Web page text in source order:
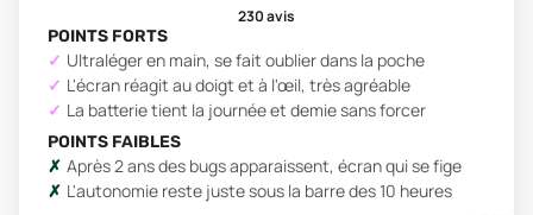
230avis
POINTS FORTS
Ultraléger en main, se fait oublier dans la poche
L'écran réagit au doigt et à l'œil, très agréable
La batterie tient la journée et demie sans forcer
POINTS FAIBLES
Après 2 ans des bugs apparaissent, écran qui se fige
L'autonomie reste juste sous la barre des 10 heures